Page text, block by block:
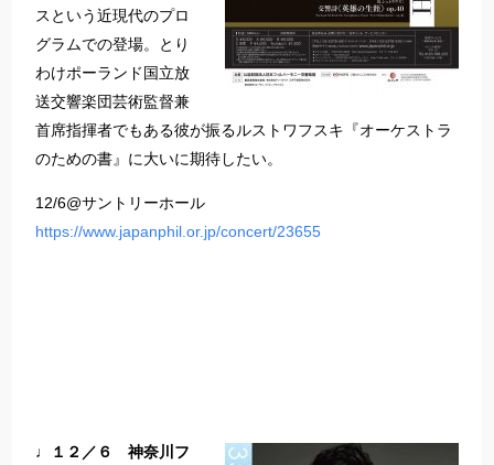
スという近現代のプロ
グラムでの登場。とり
わけポーランド国立放
送交響楽団芸術監督兼
首席指揮者でもある彼が振るルストワフスキ『オーケストラ
のための書』に大いに期待したい。
12/6@サントリーホール
https://www.japanphil.or.jp/concert/23655
♩１２／６ 神奈川フ